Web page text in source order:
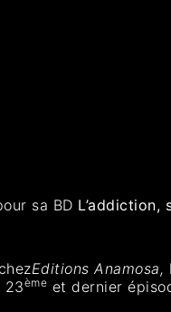
sa BD L’addiction,
Editions Anamosa,
23ème et dernier